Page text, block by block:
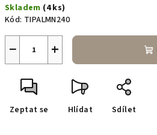
cena:
Skladem (4 ks)
Kód: TIPALMN240
+
−
Zeptat se Hlídat Sdílet